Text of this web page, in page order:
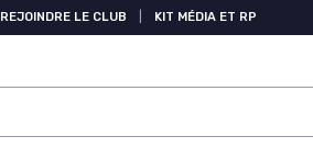
REJOINDRE LE CLUB KIT MÉDIA ET RP